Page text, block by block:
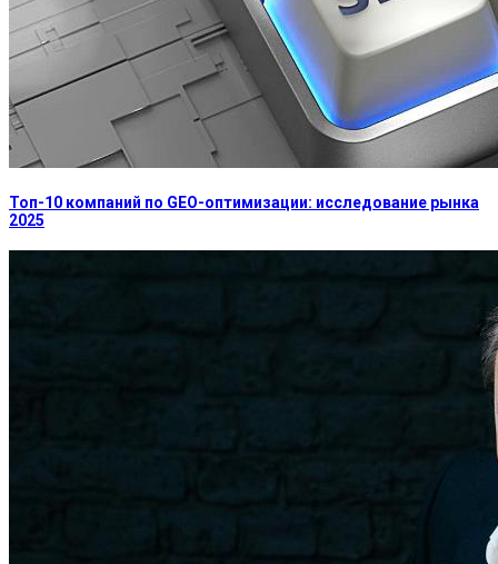
Топ-10 компаний по GEO-оптимизации: исследование рынка
2025